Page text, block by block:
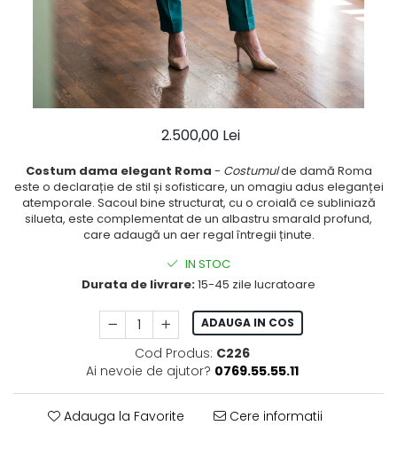
2.500,00 Lei
Costum dama elegant Roma - Costumulde damă Roma
este o declarație de stil și sofisticare, un omagiu adus eleganței
atemporale. Sacoul bine structurat, cu o croială ce subliniază
silueta, este complementat de un albastru smarald profund,
care adaugă un aer regal întregii ținute.
IN STOC
Durata de livrare:15-45 zile lucratoare
ADAUGA IN COS
Cod Produs: C226
Ai nevoie de ajutor? 0769.55.55.11
Adauga la Favorite Cere informatii